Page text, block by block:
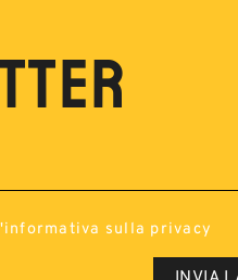
informativa sulla privacy